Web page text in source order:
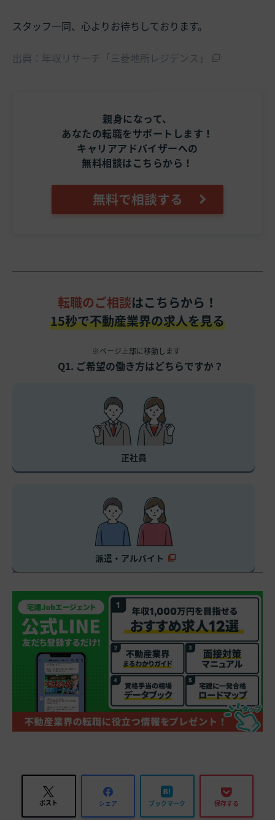
スタッフ一同、心よりお待ちしております。
出典：年収リサーチ「三菱地所レジデンス」
親身になって、
あなたの転職をサポートします！
キャリアアドバイザーへの
無料相談はこちらから！
無料で相談する
転職のご相談はこちらから！
15秒で不動産業界の求人を見る
※ページ上部に移動します
Q1. ご希望の働き方はどちらですか？
正社員
派遣・アルバイト
ポスト シェア ブックマーク 保存する